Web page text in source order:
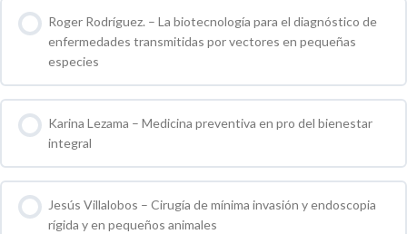
Roger Rodríguez. – La biotecnología para el diagnóstico de
enfermedades transmitidas por vectores en pequeñas
especies
0 % COMPLETO 0 / 0 pasos
Karina Lezama – Medicina preventiva en pro del bienestar
integral
0 % COMPLETO 0 / 0 pasos
Jesús Villalobos – Cirugía de mínima invasión y endoscopia
rígida y en pequeños animales